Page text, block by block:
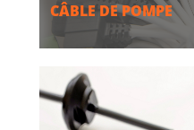
CÂBLE DE POMPE